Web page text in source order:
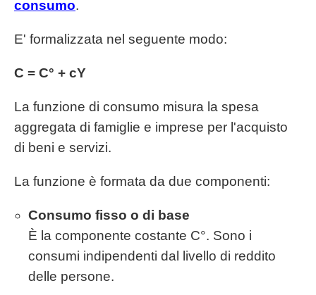
consumo.
E' formalizzata nel seguente modo:
C = C° + cY
La funzione di consumo misura la spesa
aggregata di famiglie e imprese per l'acquisto
di beni e servizi.
La funzione è formata da due componenti:
Consumo fisso o di base
È la componente costante C°. Sono i
consumi indipendenti dal livello di reddito
delle persone.